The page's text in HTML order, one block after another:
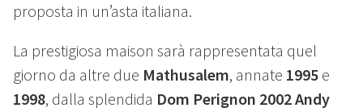
proposta in un’asta italiana.
La prestigiosa maison sarà rappresentata quel
giorno da altre due Mathusalem, annate 1995 e
1998, dalla splendida Dom Perignon 2002Andy